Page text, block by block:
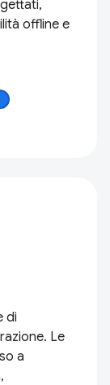
offline e
di
Le
a